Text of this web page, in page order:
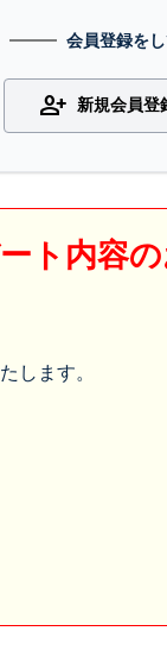
会員登録を
person_add 新規会員登
ト内容
します。